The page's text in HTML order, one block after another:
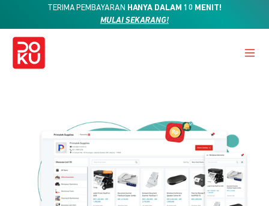
TERIMA PEMBAYARAN HANYA DALAM 10 MENIT!
MULAI SEKARANG!